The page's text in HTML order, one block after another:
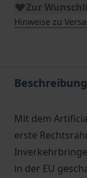
Zur
Hinweise zu
Beschreibung
Mit dem
erste
in der EU